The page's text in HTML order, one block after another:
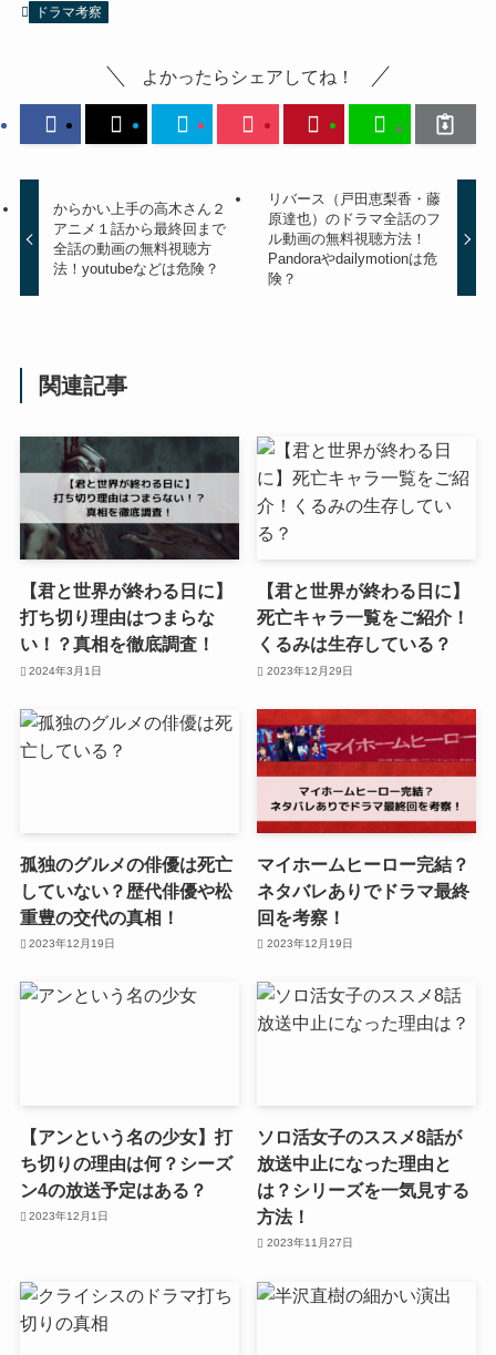
ドラマ考察
よかったらシェアしてね！
からかい上手の高木さん２
アニメ１話から最終回まで
全話の動画の無料視聴方
法！youtubeなどは危険？
リバース（戸田恵梨香・藤
原達也）のドラマ全話のフ
ル動画の無料視聴方法！
Pandoraやdailymotionは危
険？
関連記事
【君と世界が終わる日に】
打ち切り理由はつまらな
い！？真相を徹底調査！
2024年3月1日
【君と世界が終わる日に】
死亡キャラ一覧をご紹介！
くるみは生存している？
2023年12月29日
孤独のグルメの俳優は死亡
していない？歴代俳優や松
重豊の交代の真相！
2023年12月19日
マイホームヒーロー完結？
ネタバレありでドラマ最終
回を考察！
2023年12月19日
【アンという名の少女】打
ち切りの理由は何？シーズ
ン4の放送予定はある？
2023年12月1日
ソロ活女子のススメ8話が
放送中止になった理由と
は？シリーズを一気見する
方法！
2023年11月27日